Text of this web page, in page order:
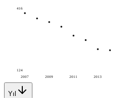
2007 2009 2011 2013
416
124
Yıl